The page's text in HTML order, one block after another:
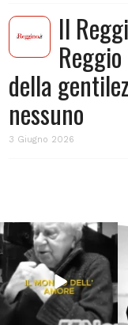
Il
della
nessuno
3 Giugno 2026
Lug 31
213 4